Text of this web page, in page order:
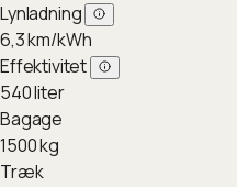
Lynladning
6,3km/kWh
Effektivitet
540liter
Bagage
1500kg
Træk